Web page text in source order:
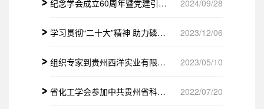
纪念学会成立60周年暨党建引领融合发展座谈会 2024/09/28
学习贯彻“二十大”精神 助力磷化工绿色发展 2023/12/06
组织专家到贵州西洋实业有限公司开展交流活动 2023/05/10
省化工学会参加中共贵州省科技社团委员会成立大会 2022/07/20